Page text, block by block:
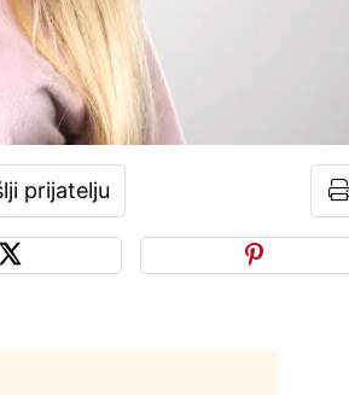
prijatelju